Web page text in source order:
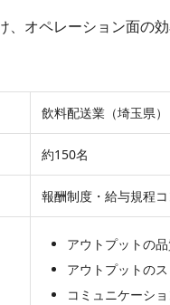
、オペレーション面の
飲料配送業（埼玉県）
約150名
報酬制度・給与規程
アウトプッ
アウトプッ
コミュニケ